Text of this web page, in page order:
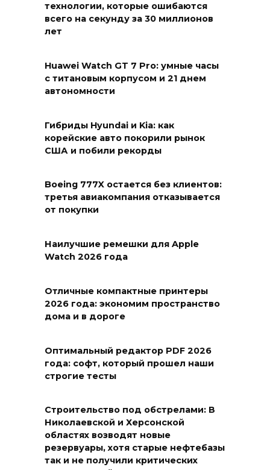
технологии, которые ошибаются
всего на секунду за 30 миллионов
лет
Huawei Watch GT 7 Pro: умные часы
с титановым корпусом и 21 днем
автономности
Гибриды Hyundai и Kia: как
корейские авто покорили рынок
США и побили рекорды
Boeing 777X остается без клиентов:
третья авиакомпания отказывается
от покупки
Наилучшие ремешки для Apple
Watch 2026 года
Отличные компактные принтеры
2026 года: экономим пространство
дома и в дороге
Оптимальный редактор PDF 2026
года: софт, который прошел наши
строгие тесты
Строительство под обстрелами: В
Николаевской и Херсонской
областях возводят новые
резервуары, хотя старые нефтебазы
так и не получили критических